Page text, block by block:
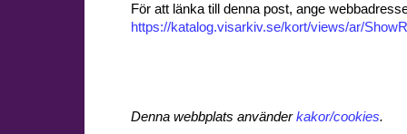
För att länka till denna post, ange
https://katalog.visarkiv.se/kort/views/ar/
Denna webbplats använderkakor/cookies.